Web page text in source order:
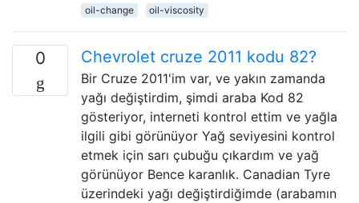
oil-change oil-viscosity
0 Chevrolet cruze 2011 kodu 82?
Bir Cruze 2011'im var, ve yakın zamanda
yağı değiştirdim, şimdi araba Kod 82
gösteriyor, interneti kontrol ettim ve yağla
ilgili gibi görünüyor Yağ seviyesini kontrol
etmek için sarı çubuğu çıkardım ve yağ
görünüyor Bence karanlık. Canadian Tyre
üzerindeki yağı değiştirdiğimde (arabamın